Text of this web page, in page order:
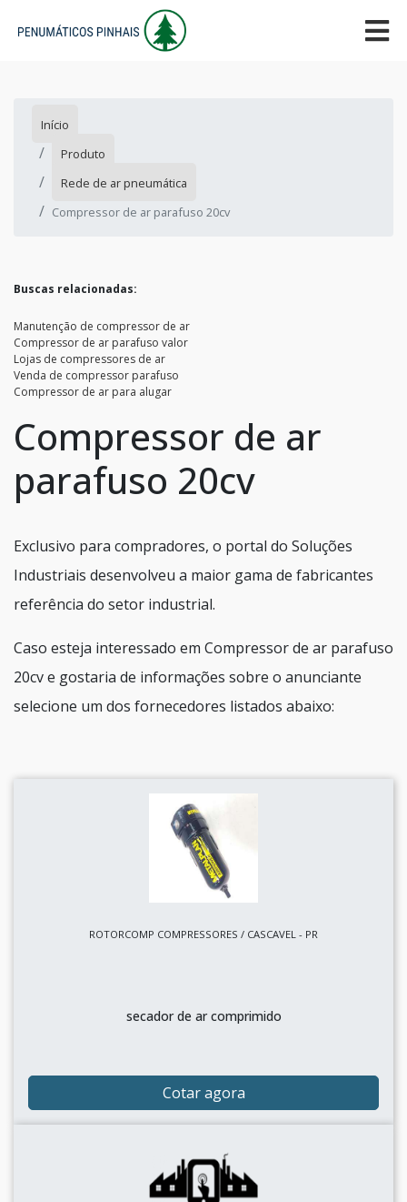
Início
Produto
Rede de ar pneumática
Compressor de ar parafuso 20cv
Buscas relacionadas:
Manutenção de compressor de ar
Compressor de ar parafuso valor
Lojas de compressores de ar
Venda de compressor parafuso
Compressor de ar para alugar
Compressor de ar
parafuso 20cv
Exclusivo para compradores, o portal do Soluções
Industriais desenvolveu a maior gama de fabricantes
referência do setor industrial.
Caso esteja interessado em Compressor de ar parafuso
20cv e gostaria de informações sobre o anunciante
selecione um dos fornecedores listados abaixo:
ROTORCOMP COMPRESSORES / CASCAVEL - PR
secador de ar comprimido
Cotar agora